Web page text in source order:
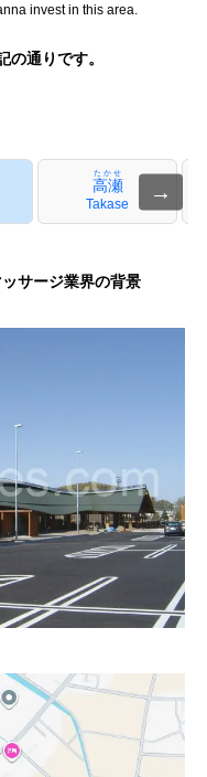
invest in this area.
通りです。
高瀬
たかせ
Takase
→
サージ業界の背景